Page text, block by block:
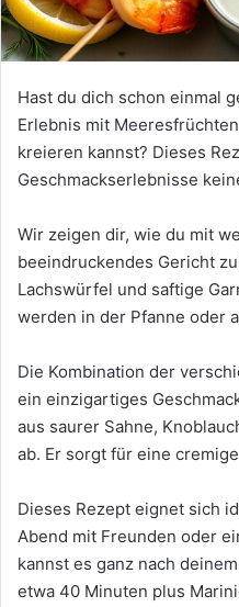
Hast du dich schon einmal
Erlebnis mit
kreieren kannst? Dieses
Geschmackserlebnisse
Wir zeigen dir, wie du mit
beeindruckendes Gericht
Lachswürfel und saftige
werden in der Pfanne oder
Die Kombination der
ein einzigartiges
aus saurer Sahne,
ab. Er sorgt für eine
Dieses Rezept eignet sich
Abend mit Freunden oder
kannst es ganz nach
etwa 40 Minuten plus